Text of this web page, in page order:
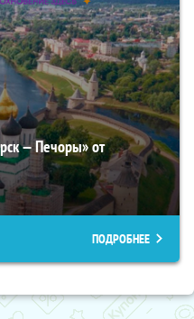
— Печоры» от
ПОДРОБНЕЕ